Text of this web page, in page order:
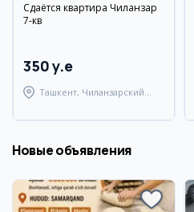
Сдаётся квартира Чиланзар
7-кв
350 y.e
Ташкент, Чиланзарский
Новые объявления